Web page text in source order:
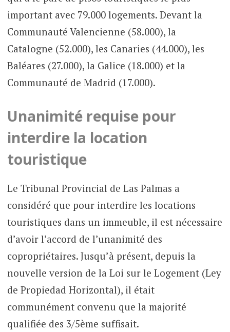
important avec 79.000 logements. Devant la
Communauté Valencienne (58.000), la
Catalogne (52.000), les Canaries (44.000), les
Baléares (27.000), la Galice (18.000) et la
Communauté de Madrid (17.000).
Unanimité requise pour
interdire la location
touristique
Le Tribunal Provincial de Las Palmas a
considéré que pour interdire les locations
touristiques dans un immeuble, il est nécessaire
d’avoir l’accord de l’unanimité des
copropriétaires. Jusqu’à présent, depuis la
nouvelle version de la Loi sur le Logement (Ley
de Propiedad Horizontal), il était
communément convenu que la majorité
qualifiée des 3/5ème suffisait.